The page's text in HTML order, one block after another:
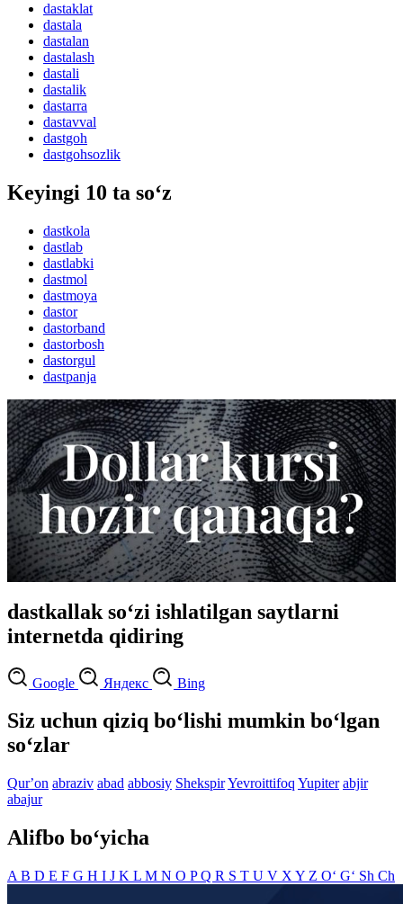
dastaklat
dastala
dastalan
dastalash
dastali
dastalik
dastarra
dastavval
dastgoh
dastgohsozlik
Keyingi 10 ta so‘z
dastkola
dastlab
dastlabki
dastmol
dastmoya
dastor
dastorband
dastorbosh
dastorgul
dastpanja
dastkallak so‘zi ishlatilgan saytlarni
internetda qidiring
Google Яндекс Bing
Siz uchun qiziq bo‘lishi mumkin bo‘lgan
so‘zlar
Qurʼon abraziv abad abbosiy ShekspirYevroittifoq Yupiter abjir
abajur
Alifbo bo‘yicha
A B D E F G H I J K L M N O PQ R S T U V X Y Z O‘ G‘ Sh Ch